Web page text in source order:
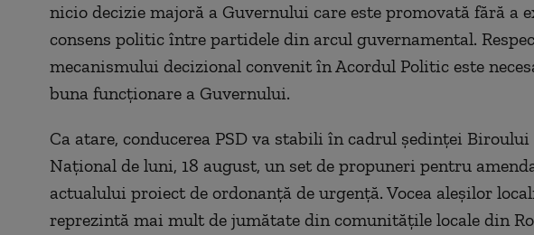
nicio decizie majoră a Guvernului care este promovată fără a
consens politic între partidele din arcul guvernamental.
mecanismului decizional convenit în Acordul Politic este
buna funcționare a Guvernului.
Ca atare, conducerea PSD va stabili în cadrul ședinței Biroului
Național de luni, 18 august, un set de propuneri pentru
actualului proiect de ordonanță de urgență. Vocea aleșilor
reprezintă mai mult de jumătate din comunitățile locale din